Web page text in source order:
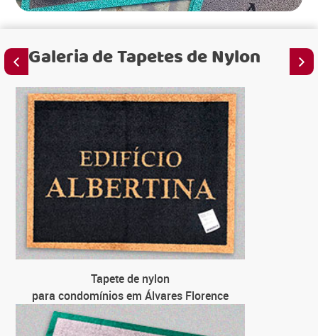
Galeria deTapetes de Nylon
Tapete de nylon
para condomínios em Álvares Florence